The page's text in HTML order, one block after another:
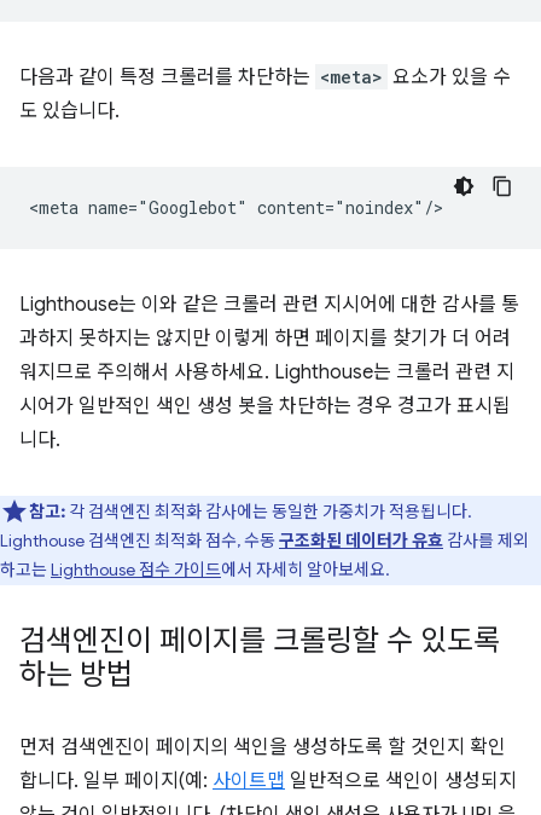
다음과 같이 특정 크롤러를 차단하는 <meta> 요소가 있을 수
도 있습니다.
Lighthouse는 이와 같은 크롤러 관련 지시어에 대한 감사를 통
과하지 못하지는 않지만 이렇게 하면 페이지를 찾기가 더 어려
워지므로 주의해서 사용하세요. Lighthouse는 크롤러 관련 지
시어가 일반적인 색인 생성 봇을 차단하는 경우 경고가 표시됩
니다.
참고: 각 검색엔진 최적화 감사에는 동일한 가중치가 적용됩니다.
Lighthouse 검색엔진 최적화 점수, 수동 구조화된 데이터가 유효 감사를 제외
하고는Lighthouse 점수 가이드에서 자세히 알아보세요.
검색엔진이 페이지를 크롤링할 수 있도록
하는 방법
먼저 검색엔진이 페이지의 색인을 생성하도록 할 것인지 확인
합니다. 일부 페이지(예: 사이트맵 일반적으로 색인이 생성되지